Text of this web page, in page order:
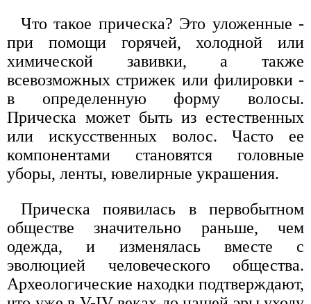
Что такое прическа? Это уложенные -
при помощи горячей, холодной или
химической завивки, а также
всевозможных стрижек или филировки -
в определенную форму волосы.
Прическа может быть из естественных
или искусственных волос. Часто ее
компонентами становятся головные
уборы, ленты, ювелирные украшения.
Прическа появилась в первобытном
обществе значительно раньше, чем
одежда, и изменялась вместе с
эволюцией человеческого общества.
Археологические находки подтверждают,